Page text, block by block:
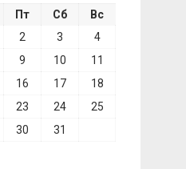
Пт Сб
Вс
2 3
4
9 10
11
16 17
18
23 24
25
30
31